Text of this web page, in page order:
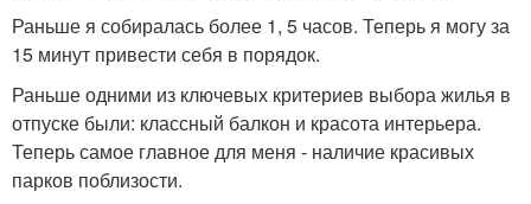
Раньше я собиралась более 1, 5 часов. Теперь я могу за
15 минут привести себя в порядок.
Раньше одними из ключевых критериев выбора жилья в
отпуске были: классный балкон и красота интерьера.
Теперь самое главное для меня - наличие красивых
парков поблизости.